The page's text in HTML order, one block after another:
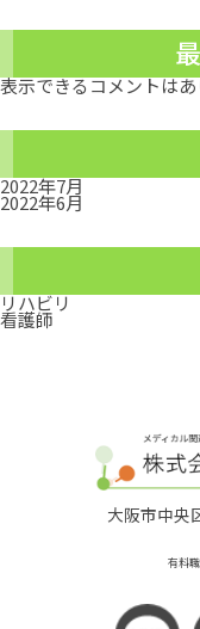
表示できるコメントは
2022年7月
2022年6月
リハビリ
看護師
大阪市中央
有料